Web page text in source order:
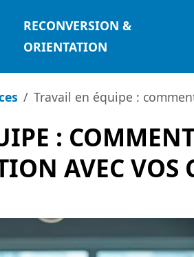
RECONVERSION &
ORIENTATION
Travail en équipe :
:
AVEC VOS